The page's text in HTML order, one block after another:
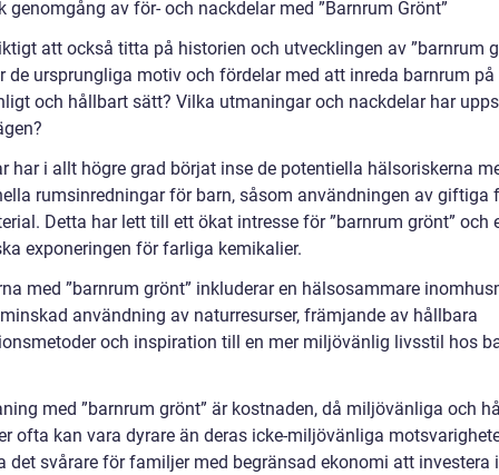
genomgång av för- och nackdelar med ”Barnrum Grönt”
att också titta på historien och utvecklingen av ”barnrum
de ursprungliga motiv och fördelar med att inreda barnrum på
och hållbart sätt? Vilka utmaningar och nackdelar har
har i allt högre grad börjat inse de potentiella hälsoriskerna
rumsinredningar för barn, såsom användningen av giftiga
Detta har lett till ett ökat intresse för ”barnrum grönt” och
exponeringen för farliga kemikalier.
med ”barnrum grönt” inkluderar en hälsosammare
användning av naturresurser, främjande av hållbara
och inspiration till en mer miljövänlig livsstil hos
med ”barnrum grönt” är kostnaden, då miljövänliga och
ofta kan vara dyrare än deras icke-miljövänliga
det svårare för familjer med begränsad ekonomi att investera